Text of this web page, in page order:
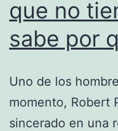
que no
sabe por
Uno de los
momento, Robert
sincerado en una